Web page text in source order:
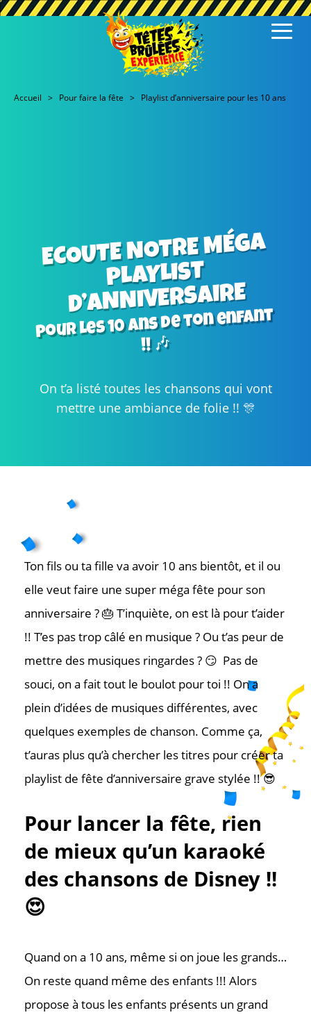
Accueil Pour faire la fête Playlist d’anniversaire pour les 10 ans
ECOUTE NOTRE MÉGA
PLAYLIST
D’ANNIVERSAIRE
pour les 10 ans de ton enfant
!! 🎶
On t’a listé toutes les chansons qui vont
mettre une ambiance de folie !! 🎊
Ton fils ou ta fille va avoir 10 ans bientôt, et il ou
elle veut faire une super méga fête pour son
anniversaire ? 🎂 T’inquiète, on est là pour t’aider
!! T’es pas trop câlé en musique ? Ou t’as peur de
mettre des musiques ringardes ? 😏 Pas de
souci, on a fait tout le boulot pour toi !! On a
plein d’idées de musiques différentes, avec
quelques exemples de chanson. Comme ça,
t’auras plus qu’à chercher les titres pour créer ta
playlist de fête d’anniversaire grave stylée !! 😎
Pour lancer la fête, rien
de mieux qu’un karaoké
des chansons de Disney !!
😍
Quand on a 10 ans, même si on joue les grands…
On reste quand même des enfants !!! Alors
propose à tous les enfants présents un grand